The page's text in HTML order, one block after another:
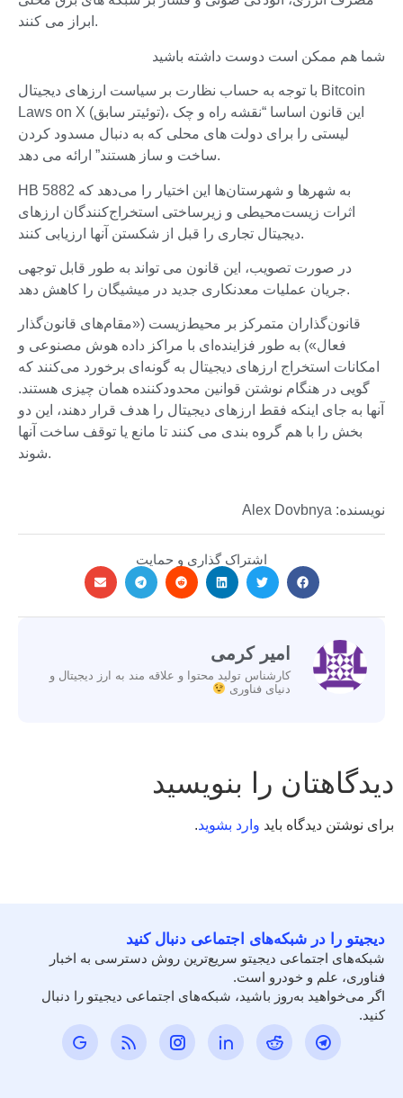
ابراز می کنند.
شما هم ممکن است دوست داشته باشید
با توجه به حساب نظارت بر سیاست ارزهای دیجیتال Bitcoin
Laws on X (توئیتر سابق)، این قانون اساسا “نقشه راه و چک
لیستی را برای دولت های محلی که به دنبال مسدود کردن
ساخت و ساز هستند” ارائه می دهد.
HB 5882 به شهرها و شهرستان‌ها این اختیار را می‌دهد که
اثرات زیست‌محیطی و زیرساختی استخراج‌کنندگان ارزهای
دیجیتال تجاری را قبل از شکستن آنها ارزیابی کنند.
در صورت تصویب، این قانون می تواند به طور قابل توجهی
جریان عملیات معدنکاری جدید در میشیگان را کاهش دهد.
قانون‌گذاران متمرکز بر محیط‌زیست («مقام‌های قانون‌گذار
فعال») به طور فزاینده‌ای با مراکز داده هوش مصنوعی و
امکانات استخراج ارزهای دیجیتال به گونه‌ای برخورد می‌کنند که
گویی در هنگام نوشتن قوانین محدودکننده همان چیزی هستند.
آنها به جای اینکه فقط ارزهای دیجیتال را هدف قرار دهند، این دو
بخش را با هم گروه بندی می کنند تا مانع یا توقف ساخت آنها
شوند.
نویسنده: Alex Dovbnya
اشتراک گذاری و حمایت
امیر کرمی
کارشناس تولید محتوا و علاقه مند به ارز دیجیتال و
دنیای فناوری
دیدگاهتان را بنویسید
برای نوشتن دیدگاه باید وارد بشوید.
دیجیتو را در شبکه‌های اجتماعی دنبال کنید
شبکه‌های اجتماعی دیجیتو سریع‌ترین روش دسترسی به اخبار
فناوری، علم و خودرو است.
اگر می‌خواهید به‌روز باشید، شبکه‌های اجتماعی دیجیتو را دنبال
کنید.